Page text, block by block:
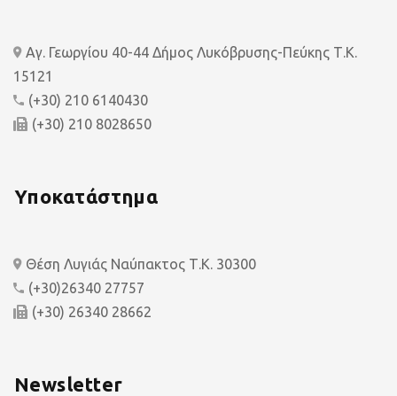
Αγ. Γεωργίου 40-44 Δήμος Λυκόβρυσης-Πεύκης Τ.Κ.
15121
(+30) 210 6140430
(+30) 210 8028650
Υποκατάστημα
Θέση Λυγιάς Ναύπακτος Τ.Κ. 30300
(+30)26340 27757
(+30) 26340 28662
Newsletter